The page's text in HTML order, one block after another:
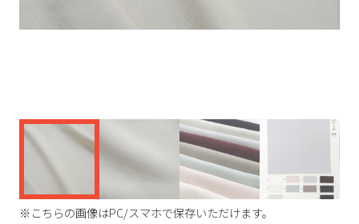
※こちらの画像はPC/スマホで保存いただけます。